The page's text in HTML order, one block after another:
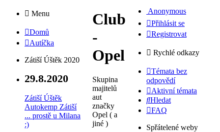
Menu
Domů
Autíčka
Zátiší Úštěk 2020
29.8.2020
Zátiší Úštěk
Autokemp Zátiší
... prostě u Milana
:)
Club
-
Opel
Skupina
majitelů
aut
značky
Opel ( a
jiné )
Anonymous
Přihlásit se
Registrovat
Rychlé odkazy
Témata bez
odpovědí
Aktivní témata
Hledat
FAQ
Spřátelené weby